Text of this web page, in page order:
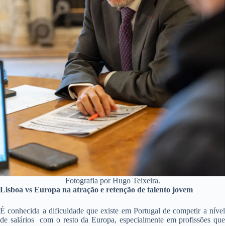
Fotografia por Hugo Teixeira.
Lisboa vs Europa na atração e retenção de talento jovem
É conhecida a dificuldade que existe em Portugal de competir a nível
de salários com o resto da Europa, especialmente em profissões que